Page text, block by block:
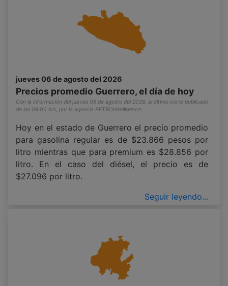
jueves 06 de agosto del 2026
Precios promedio Guerrero, el día de hoy
Con la información del jueves 06 de agosto del 2026, al último corte publicado
de las 08:00 hrs, por la agencia PETROIntelligence.
Hoy en el estado de Guerrero el precio promedio
para gasolina regular es de $23.866 pesos por
litro mientras que para premium es $28.856 por
litro. En el caso del diésel, el precio es de
$27.096 por litro.
Seguir leyendo...